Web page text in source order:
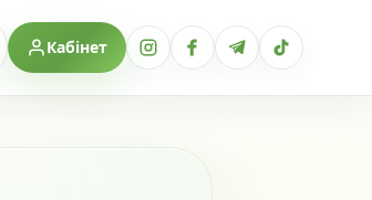
Кабінет